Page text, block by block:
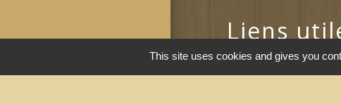
Liens
Portail du
This site uses cookies and gives you